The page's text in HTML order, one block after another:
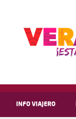
INFO VIAJERO